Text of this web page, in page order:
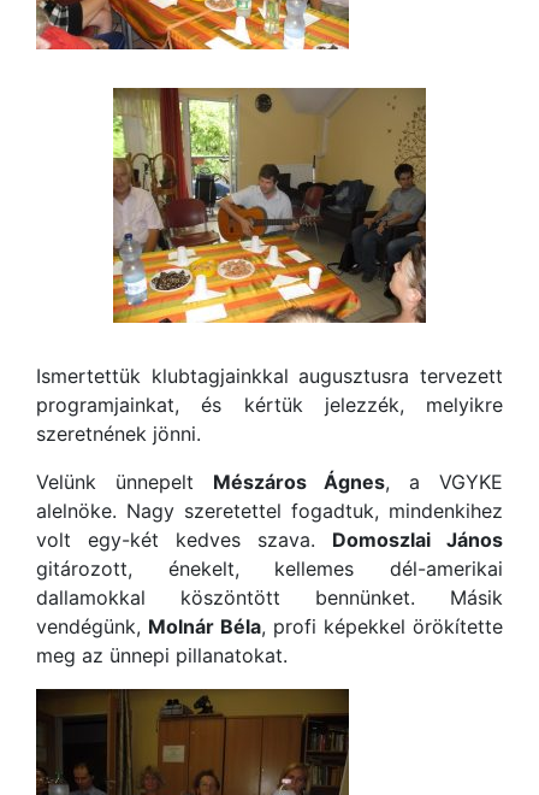
Ismertettük klubtagjainkkal augusztusra tervezett
programjainkat, és kértük jelezzék, melyikre
szeretnének jönni.
Velünk ünnepelt Mészáros Ágnes, a VGYKE
alelnöke. Nagy szeretettel fogadtuk, mindenkihez
volt egy-két kedves szava. Domoszlai János
gitározott, énekelt, kellemes dél-amerikai
dallamokkal köszöntött bennünket. Másik
vendégünk, Molnár Béla, profi képekkel örökítette
meg az ünnepi pillanatokat.